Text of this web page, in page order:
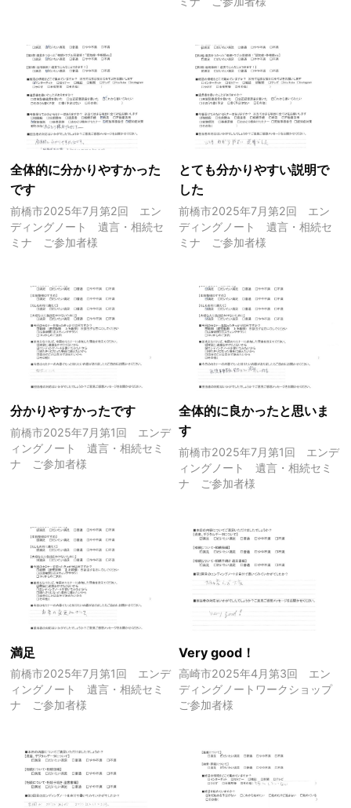
全体的に分かりやすかった
です
前橋市2025年7月第2回 エン
ディングノート 遺言・相続セ
ミナ ご参加者様
とても分かりやすい説明で
した
前橋市2025年7月第2回 エン
ディングノート 遺言・相続セ
ミナ ご参加者様
分かりやすかったです
前橋市2025年7月第1回 エンデ
ィングノート 遺言・相続セミ
ナ ご参加者様
全体的に良かったと思いま
す
前橋市2025年7月第1回 エンデ
ィングノート 遺言・相続セミ
ナ ご参加者様
満足
前橋市2025年7月第1回 エンデ
ィングノート 遺言・相続セミ
ナ ご参加者様
Very good！
高崎市2025年4月第3回 エン
ディングノートワークショップ
ご参加者様